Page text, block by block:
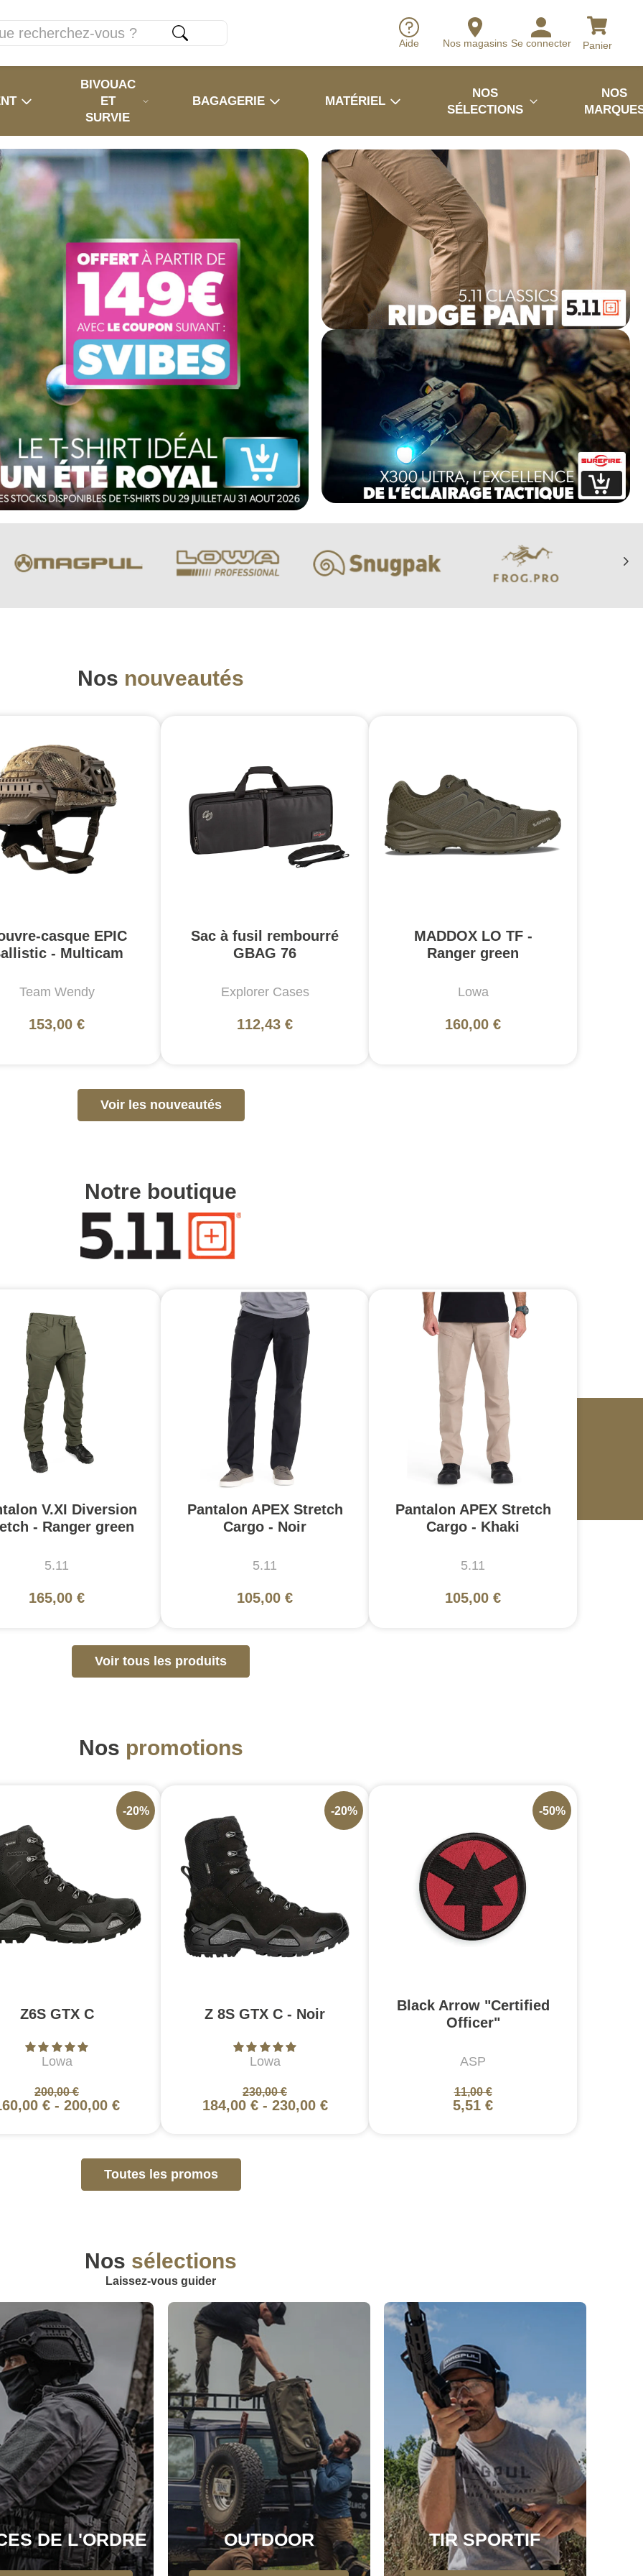
Aide Nos magasins Se connecter Panier
BIVOUAC
ET
SURVIE
BAGAGERIE MATÉRIEL
NOS
SÉLECTIONS
NOS
Nos nouveautés
casque EPIC
- Multicam
Team Wendy
153,00 €
Sac à fusil rembourré
GBAG 76
Explorer Cases
112,43 €
MADDOX LO TF -
Ranger green
Lowa
160,00 €
Voir les nouveautés
Notre boutique
V.XI Diversion
- Ranger green
5.11
165,00 €
Pantalon APEX Stretch
Cargo - Noir
5.11
105,00 €
Pantalon APEX Stretch
Cargo - Khaki
5.11
105,00 €
Voir tous les produits
Nos promotions
Z6S GTX C
Lowa
200,00 €
€- 200,00 €
-20%
Z 8S GTX C - Noir
Lowa
230,00 €
184,00 €- 230,00 €
-20%
Black Arrow "Certified
Officer"
ASP
11,00 €
5,51 €
-50%
Toutes les promos
Nos sélections
Laissez-vous guider
DE L'ORDRE OUTDOOR TIR SPORTIF